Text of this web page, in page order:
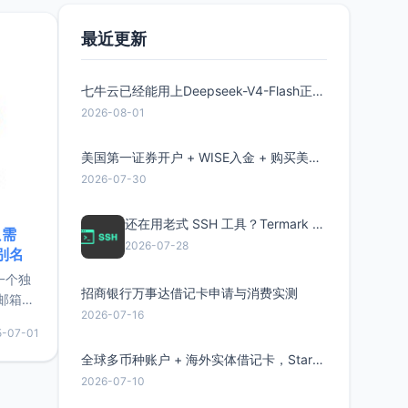
名
个独
箱等
较有
惠的
07-01
最近更新
七牛云已经能用上Deepseek-V4-Flash正式版了，点此领取300万Token
2026-08-01
美国第一证券开户 + WISE入金 + 购买美股全流程分享
2026-07-30
还在用老式 SSH 工具？Termark 新一代跨平台智能SSH客户端了解一下
2026-07-28
招商银行万事达借记卡申请与消费实测
2026-07-16
全球多币种账户 + 海外实体借记卡，Starryblu开户教程与注意事项
2026-07-10